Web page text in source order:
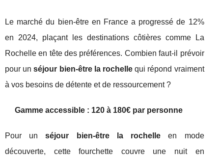
Le marché du bien-être en France a progressé de 12%
en 2024, plaçant les destinations côtières comme La
Rochelle en tête des préférences. Combien faut-il prévoir
pour unséjour bien-être la rochelle qui répond vraiment
à vos besoins de détente et de ressourcement ?
Gamme accessible : 120 à 180€ par personne
Pour unséjour bien-être la rochelle en mode
découverte, cette fourchette couvre une nuit en